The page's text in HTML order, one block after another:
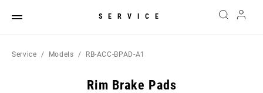
SERVICE
Service Models RB-ACC-BPAD-A1
Rim Brake Pads